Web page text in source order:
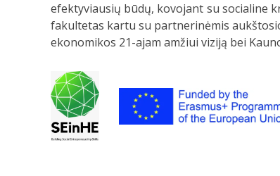
efektyviausių būdų, kovojant su socialine
fakultetas kartu su partnerinėmis
ekonomikos 21-ajam amžiui viziją bei